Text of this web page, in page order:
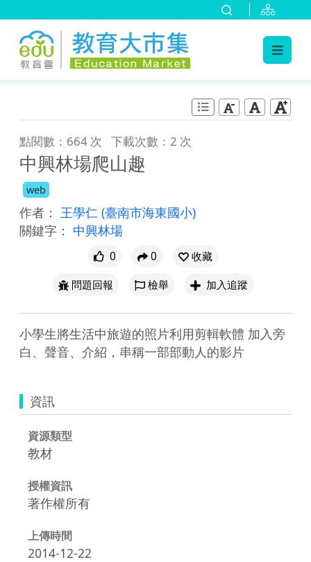
點閱數：664 次 下載次數：2 次
中興林場爬山趣
web
作者： 王學仁 (臺南市海東國小)
關鍵字： 中興林場
0 0
收藏
問題回報
檢舉 加入追蹤
小學生將生活中旅遊的照片利用剪輯軟體 加入旁
白、聲音、介紹，串稱一部部動人的影片
資訊
資源類型
教材
授權資訊
著作權所有
上傳時間
2014-12-22